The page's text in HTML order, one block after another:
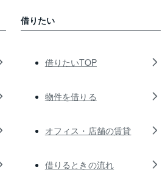
借りたい
借りたいTOP
物件を借りる
オフィス・店舗の賃貸
借りるときの流れ